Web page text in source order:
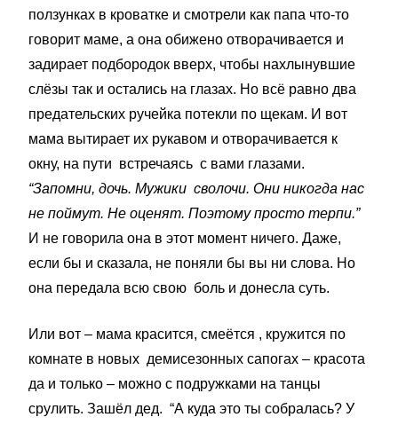
ползунках в кроватке и смотрели как папа что-то
говорит маме, а она обижено отворачивается и
задирает подбородок вверх, чтобы нахлынувшие
слёзы так и остались на глазах. Но всё равно два
предательских ручейка потекли по щекам. И вот
мама вытирает их рукавом и отворачивается к
окну, на пути встречаясь с вами глазами.
“Запомни, дочь. Мужики сволочи. Они никогда нас
не поймут. Не оценят. Поэтому просто терпи.”
И не говорила она в этот момент ничего. Даже,
если бы и сказала, не поняли бы вы ни слова. Но
она передала всю свою боль и донесла суть.
Или вот – мама красится, смеётся , кружится по
комнате в новых демисезонных сапогах – красота
да и только – можно с подружками на танцы
срулить. Зашёл дед. “А куда это ты собралась? У